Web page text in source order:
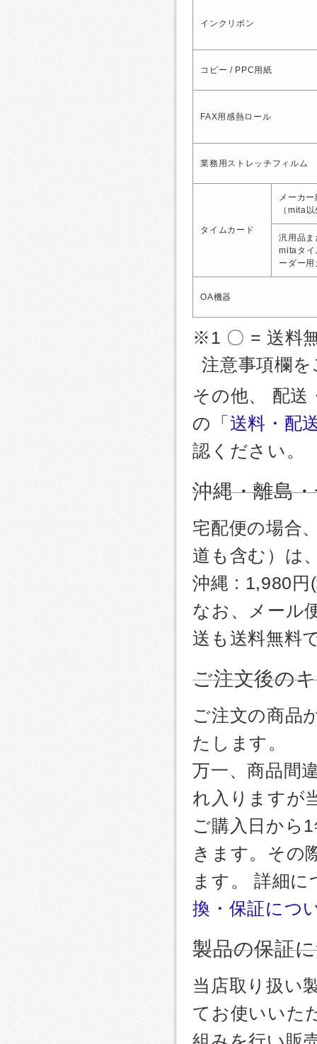
インクリボン
コピー / PPC用紙
FAX用感熱ロール
業務用ストレッチフィルム
タイムカード
メーカ
（mita
汎用品ま
mitaタイ
ーダー
OA機器
※1 〇 = 送料
注意事項欄
その他、 配送
の
「送料・配
認ください。
沖縄・離島
宅配便の場合
道も含む）は
沖縄 : 1,980円
なお、メール
送も送料無料
ご注文後の
ご注文の商品
たします。
万一、商品間
れ入りますが
ご購入日から
きます。その
ます。 詳細
換・保証につ
製品の保証
当店取り扱い
てお使いいた